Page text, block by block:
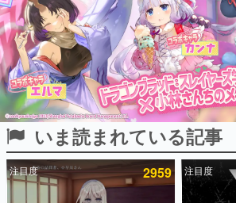
ピックアップ
電ファミのいま読まれている記事ランキング
いま読まれている記事
注目度 2959 注目度